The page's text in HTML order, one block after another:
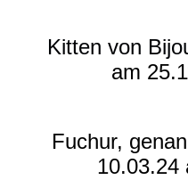
Kitten von
am
Fuchur,
10.03.24